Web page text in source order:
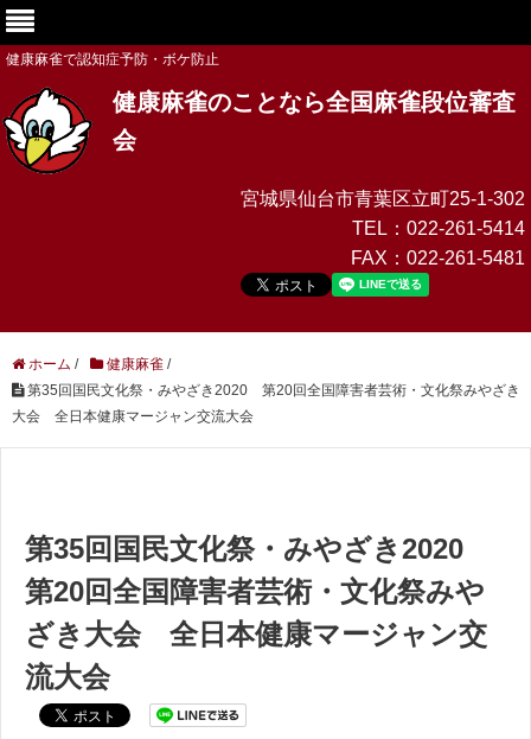
健康麻雀で認知症予防・ボケ防止
健康麻雀のことなら全国麻雀段位審査
会
宮城県仙台市青葉区立町25-1-302
TEL： 022-261-5414
FAX： 022-261-5481
ホーム / 健康麻雀 /
第35回国民文化祭・みやざき2020 第20回全国障害者芸術・文化祭みやざき
大会 全日本健康マージャン交流大会
第35回国民文化祭・みやざき2020
第20回全国障害者芸術・文化祭みや
ざき大会 全日本健康マージャン交
流大会